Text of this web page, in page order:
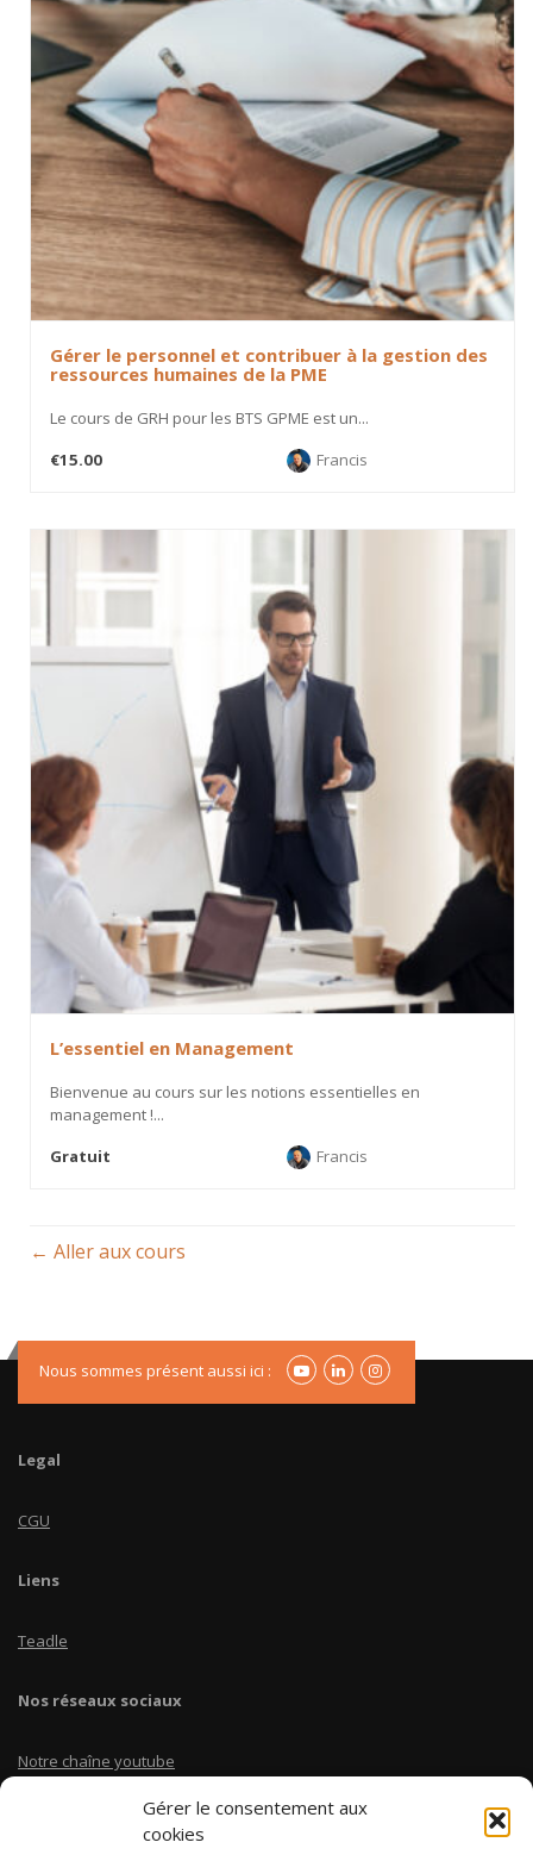
Gérer le consentement aux
cookies
Gérer le personnel et contribuer à la gestion des
ressources humaines de la PME
Le cours de GRH pour les BTS GPME est un...
€15.00
Francis
L’essentiel en Management
Bienvenue au cours sur les notions essentielles en
management !...
Gratuit
Francis
Aller aux cours
Nous sommes présent aussi ici :
Legal
CGU
Liens
Teadle
Nos réseaux sociaux
Notre chaîne youtube